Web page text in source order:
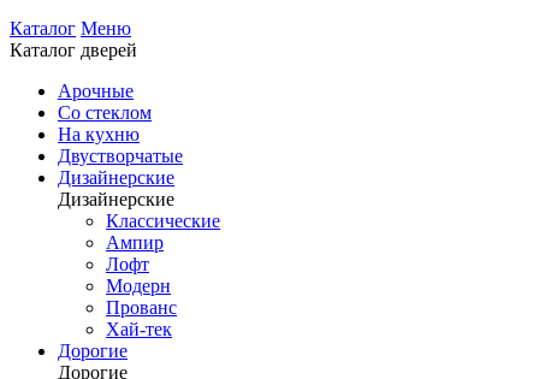
Каталог Меню
Каталог дверей
Арочные
Со стеклом
На кухню
Двустворчатые
Дизайнерские
Дизайнерские
Классические
Ампир
Лофт
Модерн
Прованс
Хай-тек
Дорогие
Дорогие